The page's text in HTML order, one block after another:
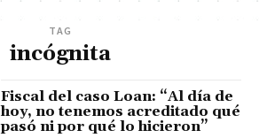
TAG
incógnita
Fiscal del caso Loan: “Al día de
hoy, no tenemos acreditado qué
pasó ni por qué lo hicieron”